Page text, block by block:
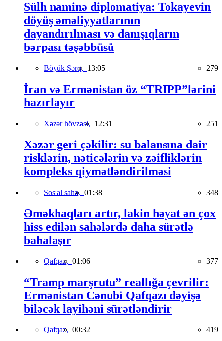
Sülh naminə diplomatiya: Tokayevin
döyüş əməliyyatlarının
dayandırılması və danışıqların
bərpası təşəbbüsü
Böyük Şərq, 13:05 279
İran və Ermənistan öz “TRIPP”lərini
hazırlayır
Xəzər hövzəsi, 12:31 251
Xəzər geri çəkilir: su balansına dair
risklərin, nəticələrin və zəifliklərin
kompleks qiymətləndirilməsi
Sosial sahə, 01:38 348
Əməkhaqları artır, lakin həyat ən çox
hiss edilən sahələrdə daha sürətlə
bahalaşır
Qafqaz, 01:06 377
“Tramp marşrutu” reallığa çevrilir:
Ermənistan Cənubi Qafqazı dəyişə
biləcək layihəni sürətləndirir
Qafqaz, 00:32 419